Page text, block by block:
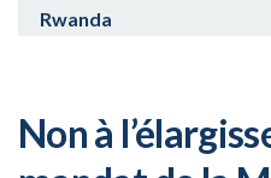
Rwanda
Non à